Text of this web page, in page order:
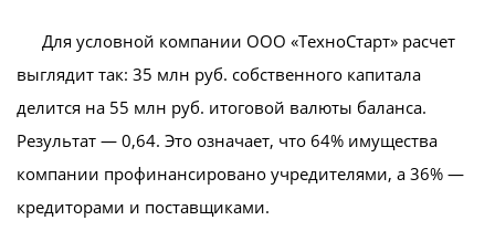
Для условной компании ООО «ТехноСтарт» расчет
выглядит так: 35 млн руб. собственного капитала
делится на 55 млн руб. итоговой валюты баланса.
Результат — 0,64. Это означает, что 64% имущества
компании профинансировано учредителями, а 36% —
кредиторами и поставщиками.